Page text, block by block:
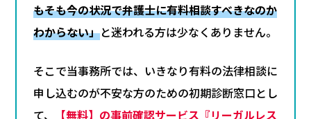
もそも今の状況で弁護士に有料相談すべきなのか
わからない」と迷われる方は少なくありません。
そこで当事務所では、いきなり有料の法律相談に
申し込むのが不安な方のための初期診断窓口とし
て、
【無料】の事前確認サービス『リーガルレス